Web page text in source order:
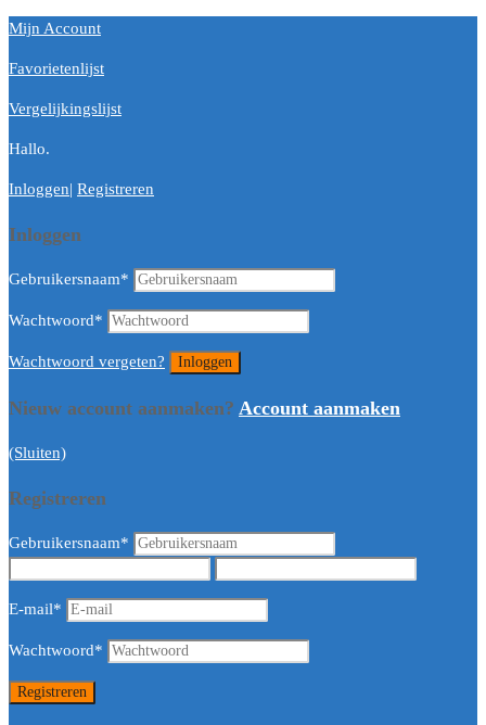
Mijn Account
Favorietenlijst
Vergelijkingslijst
Hallo.
Inloggen| Registreren
Inloggen
Gebruikersnaam*
Wachtwoord*
Wachtwoord vergeten?
Nieuw account aanmaken? Account aanmaken
(Sluiten)
Registreren
Gebruikersnaam*
E-mail*
Wachtwoord*